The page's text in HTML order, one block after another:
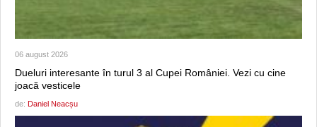
06 august 2026
Dueluri interesante în turul 3 al Cupei României. Vezi cu cine
joacă vesticele
de: Daniel Neacșu